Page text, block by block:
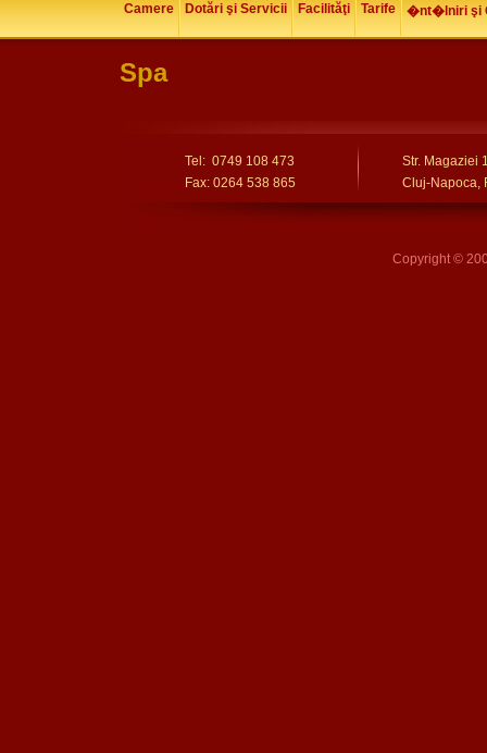
Camere Dotări şi Servicii Facilităţi Tarife �nt�lniri şi
Spa
Tel: 0749 108 473
Fax: 0264 538 865
Str. Magaziei
Cluj-Napoca,
Copyright ©